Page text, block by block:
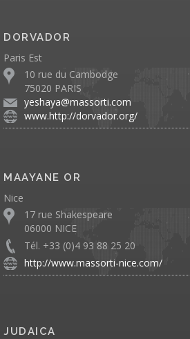
DORVADOR
Paris Est
10 rue du Cambodge
75020 PARIS
yeshaya@massorti.com
www.http://dorvador.org/
MAAYANE OR
Nice
17 rue Shakespeare
06000 NICE
Tél. +33 (0)4 93 88 25 20
http://www.massorti-nice.com/
JUDAICA